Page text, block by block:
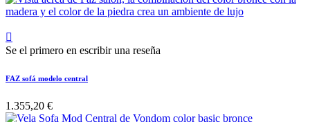

Se el primero en escribir una reseña
FAZ sofá modelo central
1.355,20 €